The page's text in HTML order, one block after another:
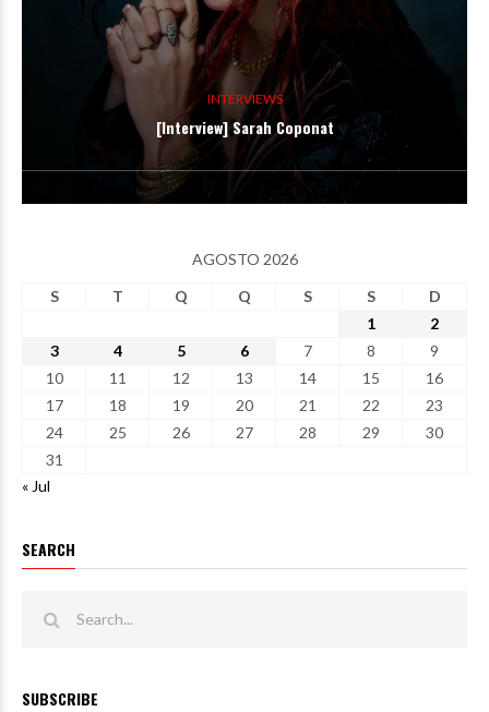
INTERVIEWS
[Interview] Sarah Coponat
AGOSTO 2026
S
T Q Q S S
D
1
2
3
4 5 6 7 8
9
10
11 12 13 14 15
16
17
18 19 20 21 22
23
24
25 26 27 28 29
30
31
« Jul
SEARCH
SUBSCRIBE